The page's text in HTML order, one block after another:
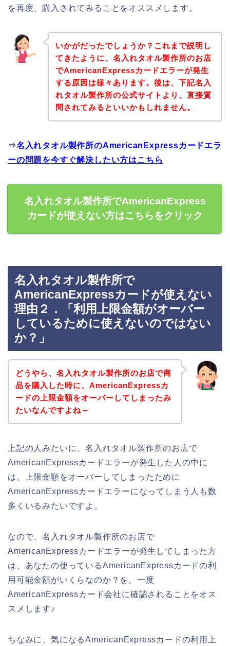
を再度、購入されてみることをオススメします。
いかがだったでしょうか？これまで説明し
てきたように、名入れタオル製作所のお店
でAmericanExpressカードエラーが発生
する原因は様々あります。後は、下記名入
れタオル製作所の公式サイトより、直接質
問されてみるといいかもしれません。
⇒名入れタオル製作所のAmericanExpressカードエラ
ーの問題を今すぐ解決したい方はこちら
名入れタオル製作所でAmericanExpress
カードが使えない方はこちらをクリック
名入れタオル製作所で
AmericanExpressカードが使えない
理由２．「利用上限金額がオーバー
しているために使えないのではない
か？」
どうやら、名入れタオル製作所のお店で商
品を購入した時に、AmericanExpressカ
ードの上限金額をオーバーしてしまったみ
たいなんですよね～
上記の人みたいに、名入れタオル製作所のお店で
AmericanExpressカードエラーが発生した人の中に
は、上限金額をオーバーしてしまったために
AmericanExpressカードエラーになってしまう人も数
多くいるみたいですよ。
なので、名入れタオル製作所のお店で
AmericanExpressカードエラーが発生してしまった方
は、あなたの使っているAmericanExpressカードの利
用可能金額がいくらなのか？を、一度
AmericanExpressカード会社に確認されることをオス
スメします♪
ちなみに、気になるAmericanExpressカードの利用上